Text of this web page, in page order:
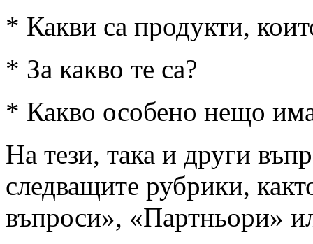
* Какви са продукти,
* За какво те са?
* Какво особено нещо
На тези, така и други
следващите рубрики,
въпроси», «Партньори»